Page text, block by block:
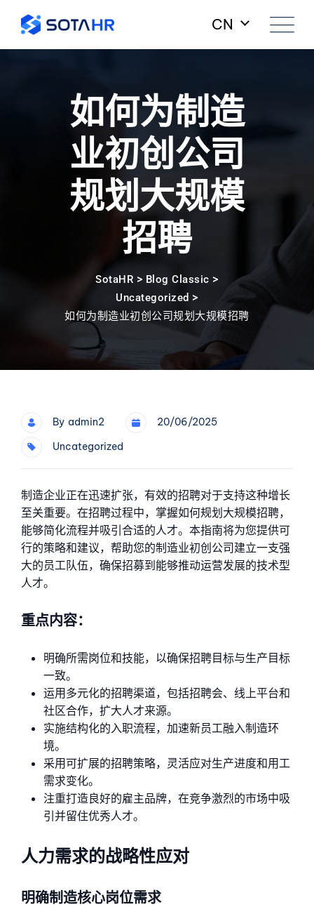
CN
如何为制造
业初创公司
规划大规模
招聘
SotaHR > Blog Classic >
Uncategorized >
如何为制造业初创公司规划大规模招聘
By Admin2
20/06/2025
Uncategorized
制造企业正在迅速扩张，有效的招聘对于支持这种增长
至关重要。在招聘过程中，掌握如何规划大规模招聘，
能够简化流程并吸引合适的人才。本指南将为您提供可
行的策略和建议，帮助您的制造业初创公司建立一支强
大的员工队伍，确保招募到能够推动运营发展的技术型
人才。
重点内容：
明确所需岗位和技能，以确保招聘目标与生产目标
一致。
运用多元化的招聘渠道，包括招聘会、线上平台和
社区合作，扩大人才来源。
实施结构化的入职流程，加速新员工融入制造环
境。
采用可扩展的招聘策略，灵活应对生产进度和用工
需求变化。
注重打造良好的雇主品牌，在竞争激烈的市场中吸
引并留住优秀人才。
人力需求的战略性应对
明确制造核心岗位需求